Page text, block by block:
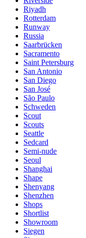
Riyadh
Rotterdam
Runway
Russia
Saarbrücken
Sacramento
Saint Petersburg
San Antonio
San Diego
San José
São Paulo
Schweden
Scout
Scouts
Seattle
Sedcard
Semi-nude
Seoul
Shanghai
Shape
Shenyang
Shenzhen
Shops
Shortlist
Showroom
Siegen